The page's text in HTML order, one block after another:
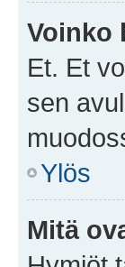
Voinko
Et. Et
sen
Ylös
Mitä